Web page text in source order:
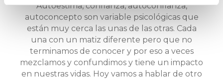
Autoestima, confianza, autoconfianza,
autoconcepto son variable psicológicas que
están muy cerca las unas de las otras. Cada
una con un matiz diferente pero que no
terminamos de conocer y por eso a veces
mezclamos y confundimos y tiene un impacto
en nuestras vidas. Hoy vamos a hablar de otro